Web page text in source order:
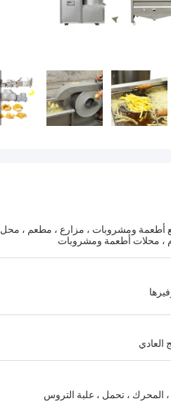
أطعمة ومشروبات ، مزارع ، مطعم ، محل
، محلات أطعمة ومشروبات
العادي